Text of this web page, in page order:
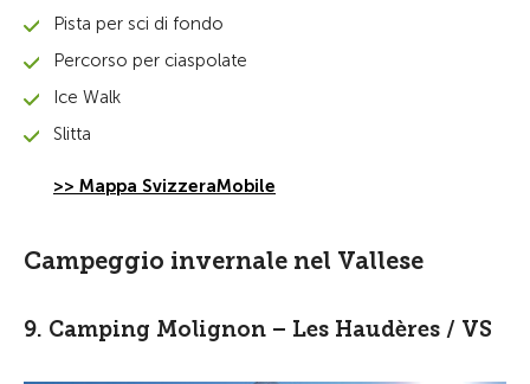
Pista per sci di fondo
Percorso per ciaspolate
Ice Walk
Slitta
>> Mappa SvizzeraMobile
Campeggio invernale nel Vallese
9. Camping Molignon – Les Haudères / VS